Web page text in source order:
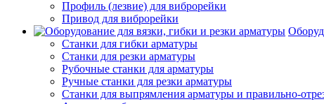
Профиль (лезвие) для виброрейки
Привод для виброрейки
Станки для гибки арматуры
Станки для резки арматуры
Рубочные станки для арматуры
Ручные станки для резки арматуры
Станки для выпрямления арматуры и правильно-